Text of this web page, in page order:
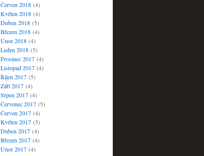
Červen 2018(4)
Květen 2018(4)
Duben 2018(5)
Březen 2018(4)
Únor 2018(4)
Leden 2018(5)
Prosinec 2017(4)
Listopad 2017(4)
Říjen 2017(5)
Září 2017(4)
Srpen 2017(4)
Červenec 2017(5)
Červen 2017(4)
Květen 2017(5)
Duben 2017(4)
Březen 2017(4)
Únor 2017(4)